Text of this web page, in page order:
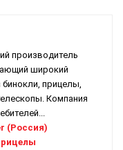
производитель
широкий
прицелы,
Компания
(Россия)